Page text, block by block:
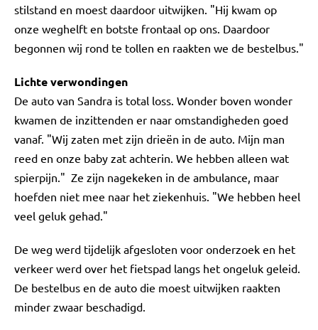
stilstand en moest daardoor uitwijken. "Hij kwam op
onze weghelft en botste frontaal op ons. Daardoor
begonnen wij rond te tollen en raakten we de bestelbus."
Lichte verwondingen
De auto van Sandra is total loss. Wonder boven wonder
kwamen de inzittenden er naar omstandigheden goed
vanaf. "Wij zaten met zijn drieën in de auto. Mijn man
reed en onze baby zat achterin. We hebben alleen wat
spierpijn." Ze zijn nagekeken in de ambulance, maar
hoefden niet mee naar het ziekenhuis. "We hebben heel
veel geluk gehad."
De weg werd tijdelijk afgesloten voor onderzoek en het
verkeer werd over het fietspad langs het ongeluk geleid.
De bestelbus en de auto die moest uitwijken raakten
minder zwaar beschadigd.